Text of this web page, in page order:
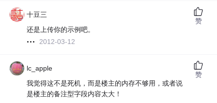
十豆三
还是上传你的示例吧。
2012-03-12
赞
lc_apple
我觉得这不是死机，而是楼主的内存不够用，或者说
是楼主的备注型字段内容太大！
赞